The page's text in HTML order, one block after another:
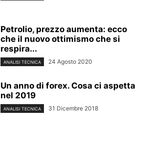
Petrolio, prezzo aumenta: ecco
che il nuovo ottimismo che si
respira...
ANALISI TECNICA 24 Agosto 2020
Un anno di forex. Cosa ci aspetta
nel 2019
ANALISI TECNICA 31 Dicembre 2018